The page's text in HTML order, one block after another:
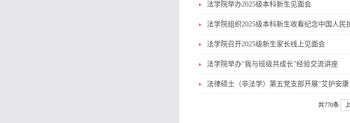
法学院举办2025级本科新生见面会
法学院组织2025级本科新生收看纪念中国人
法学院召开2025级新生家长线上见面会
法学院举办“我与班级共成长”经验交流讲座
法律硕士（非法学）第五党支部开展“艾护安
共770条